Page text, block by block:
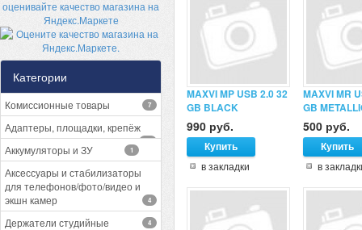
Категории
Комиссионные товары 7
Адаптеры, площадки, крепёж
13
Аккумуляторы и ЗУ 1
Аксессуары и стабилизаторы
для телефонов/фото/видео и
экшн камер
4
Держатели студийные 4
MAXVI MP USB 2.0 32
GB BLACK
990 руб.
в закладки
MAXVI MR
GB
500 руб.
в